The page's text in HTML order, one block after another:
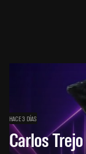
HACE 3 DÍAS
Carlos